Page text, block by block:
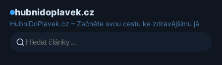
hubnidoplavek.cz
HubniDoPlavek.cz – Začněte svou cestu ke zdravějšímu já